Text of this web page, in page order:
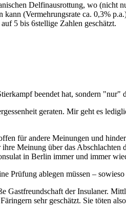
Delfinausrottung, wo (nicht
(Vermehrungsrate ca. 0,3%
5 bis 6stellige Zahlen geschätzt.
beendet hat, sondern
geraten. Mir geht es
für andere Meinungen und
Meinung über das
in Berlin immer und immer
Prüfung ablegen müssen –
Gastfreundschaft der Insulaner.
sehr geschätzt. Sie töten